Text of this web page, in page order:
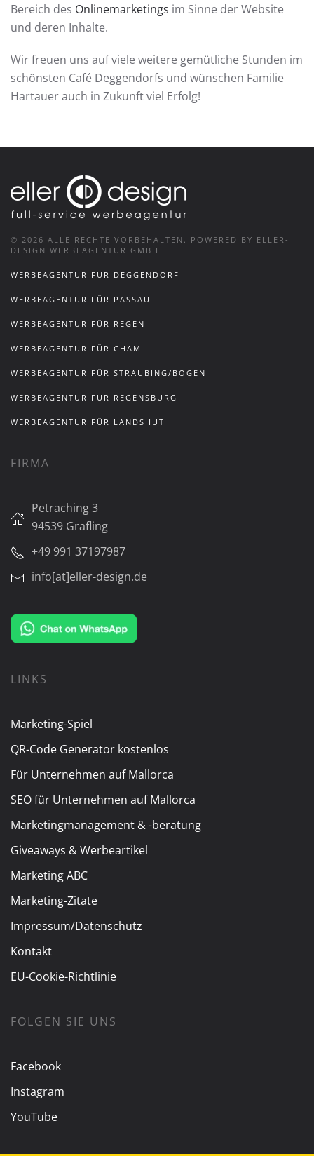
Bereich des Onlinemarketings im Sinne der Website
und deren Inhalte.
Wir freuen uns auf viele weitere gemütliche Stunden im
schönsten Café Deggendorfs und wünschen Familie
Hartauer auch in Zukunft viel Erfolg!
© 2026 ALLE RECHTE VORBEHALTEN. POWERED BY ELLER-
DESIGN WERBEAGENTUR GMBH
WERBEAGENTUR FÜR DEGGENDORF
WERBEAGENTUR FÜR PASSAU
WERBEAGENTUR FÜR REGEN
WERBEAGENTUR FÜR CHAM
WERBEAGENTUR FÜR STRAUBING/BOGEN
WERBEAGENTUR FÜR REGENSBURG
WERBEAGENTUR FÜR LANDSHUT
FIRMA
Petraching 3
94539 Grafling
+49 991 37197987
info[at]eller-design.de
LINKS
Marketing-Spiel
QR-Code Generator kostenlos
Für Unternehmen auf Mallorca
SEO für Unternehmen auf Mallorca
Marketingmanagement & -beratung
Giveaways & Werbeartikel
Marketing ABC
Marketing-Zitate
Impressum/Datenschutz
Kontakt
EU-Cookie-Richtlinie
FOLGEN SIE UNS
Facebook
Instagram
YouTube